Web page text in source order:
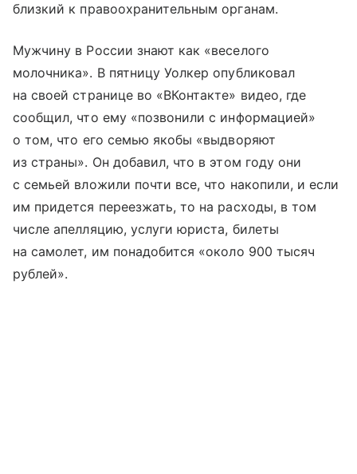
близкий к правоохранительным органам.
Мужчину в России знают как «веселого
молочника». В пятницу Уолкер опубликовал
на своей странице во «ВКонтакте» видео, где
сообщил, что ему «позвонили с информацией»
о том, что его семью якобы «выдворяют
из страны». Он добавил, что в этом году они
с семьей вложили почти все, что накопили, и если
им придется переезжать, то на расходы, в том
числе апелляцию, услуги юриста, билеты
на самолет, им понадобится «около 900 тысяч
рублей».